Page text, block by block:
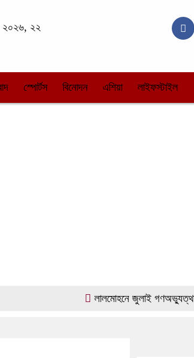
২০২৬, ২২
স্পোর্টস বিনোদন এশিয়া লাইফস্টাইল
লালমোহনে জুলাই গণঅভ্যুত্থান